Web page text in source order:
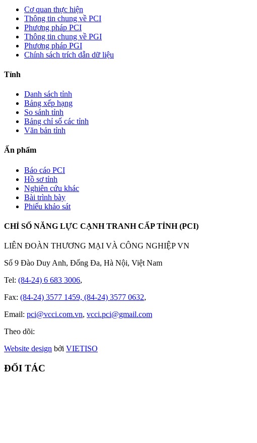
Cơ quan thực hiện
Thông tin chung về PCI
Phương pháp PCI
Thông tin chung về PGI
Phương pháp PGI
Chính sách trích dẫn dữ liệu
Tỉnh
Danh sách tỉnh
Bảng xếp hạng
So sánh tỉnh
Bảng chỉ số các tỉnh
Văn bản tỉnh
Ấn phẩm
Báo cáo PCI
Hồ sơ tỉnh
Nghiên cứu khác
Bài trình bày
Phiếu khảo sát
CHỈ SỐ NĂNG LỰC CẠNH TRANH CẤP TỈNH (PCI)
LIÊN ĐOÀN THƯƠNG MẠI VÀ CÔNG NGHIỆP VN
Số 9 Đào Duy Anh, Đống Đa, Hà Nội, Việt Nam
Tel: (84-24) 6 683 3006,
Fax: (84-24) 3577 1459, (84-24) 3577 0632,
Email: pci@vcci.com.vn, vcci.pci@gmail.com
Theo dõi:
Website design bởi VIETISO
ĐỐI TÁC